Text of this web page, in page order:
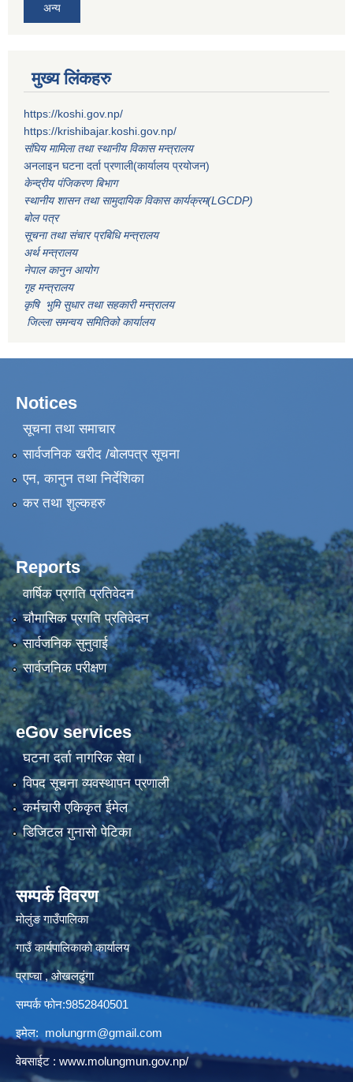
अन्य
मुख्य लिंकहरु
https://koshi.gov.np/
https://krishibajar.koshi.gov.np/
संघिय मामिला तथा स्थानीय विकास मन्त्रालय
अनलाइन घटना दर्ता प्रणाली(कार्यालय प्रयोजन)
केन्द्रीय पंजिकरण बिभाग
स्थानीय शासन तथा सामुदायिक विकास कार्यक्रम(LGCDP)
बोल पत्र
सूचना तथा संचार प्रबिधि मन्त्रालय
अर्थ मन्त्रालय
नेपाल कानुन आयोग
गृह मन्त्रालय
कृषि भुमि सुधार तथा सहकारी मन्त्रालय
जिल्ला समन्वय समितिको कार्यालय
Notices
सूचना तथा समाचार
सार्वजनिक खरीद /बोलपत्र सूचना
एन, कानुन तथा निर्देशिका
कर तथा शुल्कहरु
Reports
वार्षिक प्रगति प्रतिवेदन
चौमासिक प्रगति प्रतिवेदन
सार्वजनिक सुनुवाई
सार्वजनिक परीक्षण
eGov services
घटना दर्ता नागरिक सेवा।
विपद सूचना व्यवस्थापन प्रणाली
कर्मचारी एकिकृत ईमेल
डिजिटल गुनासो पेटिका
सम्पर्क विवरण
मोलुंङ गाउँपालिका
गाउँ कार्यपालिकाको कार्यालय
प्राप्चा , ओखलढुंगा
सम्पर्क फोन:9852840501
इमेल: molungrm@gmail.com
वेबसाईट : www.molungmun.gov.np/